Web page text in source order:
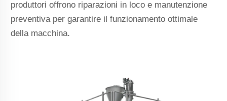
produttori offrono riparazioni in loco e manutenzione
preventiva per garantire il funzionamento ottimale
della macchina.